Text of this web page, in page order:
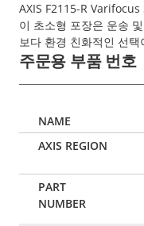
AXIS F2115-R
이 초소형 포장은 운송
보다 환경 친화적인 선택
주문용 부품 번호